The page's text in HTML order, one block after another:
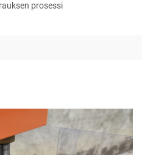
prosessi